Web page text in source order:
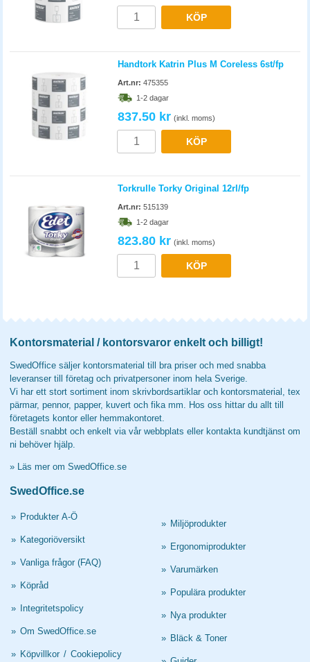
KÖP
Handtork Katrin Plus M Coreless 6st/fp
Art.nr: 475355
1-2 dagar
837.50 kr (inkl. moms)
KÖP
Torkrulle Torky Original 12rl/fp
Art.nr: 515139
1-2 dagar
823.80 kr (inkl. moms)
KÖP
Kontorsmaterial / kontorsvaror enkelt och billigt!
SwedOffice säljer kontorsmaterial till bra priser och med snabba
leveranser till företag och privatpersoner inom hela Sverige.
Vi har ett stort sortiment inom skrivbordsartiklar och kontorsmaterial, tex
pärmar, pennor, papper, kuvert och fika mm. Hos oss hittar du allt till
företagets kontor eller hemmakontoret.
Beställ snabbt och enkelt via vår webbplats eller kontakta kundtjänst om
ni behöver hjälp.
» Läs mer om SwedOffice.se
SwedOffice.se
» Produkter A-Ö
» Kategoriöversikt
» Vanliga frågor (FAQ)
» Köpråd
» Integritetspolicy
» Om SwedOffice.se
» Köpvillkor / Cookiepolicy
» Miljöprodukter
» Ergonomiprodukter
» Varumärken
» Populära produkter
» Nya produkter
» Bläck & Toner